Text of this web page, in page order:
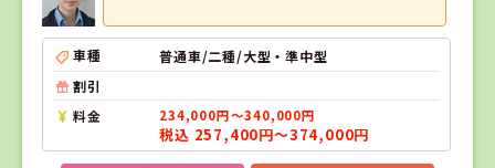
車種
普通車/二種/大型・準中型
割引
料金
234,000円～340,000円
税込 257,400円～374,000円